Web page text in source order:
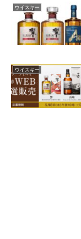
ウイスキー
ウイスキー